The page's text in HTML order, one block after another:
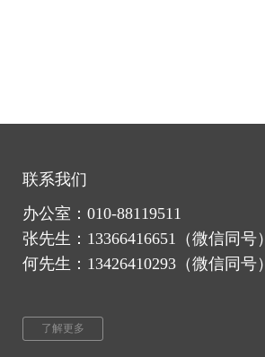
了解更多
办公室：010-88119511
张先生： 13366416651 （微信同号）
何先生：13426410293（微信同号）
联系我们